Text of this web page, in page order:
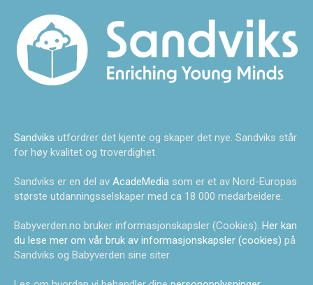
Sandviks utfordrer det kjente og skaper det nye. Sandviks står
for høy kvalitet og troverdighet.
Sandviks er en del av AcadeMedia som er et av Nord-Europas
største utdanningsselskaper med ca 18 000 medarbeidere.
Babyverden.no bruker informasjonskapsler (Cookies). Her kan
du lese mer om vår bruk av informasjonskapsler (cookies) på
Sandviks og Babyverden sine siter.